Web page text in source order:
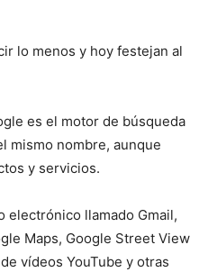
lo menos y hoy festejan al
es el motor de búsqueda
mismo nombre, aunque
y servicios.
electrónico llamado Gmail,
Maps, Google Street View
vídeos YouTube y otras